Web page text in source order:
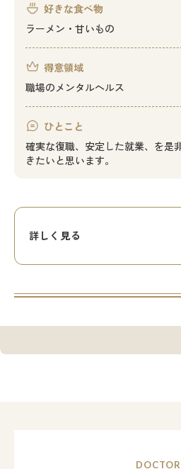
好きな食べ物
ラーメン・甘いもの
得意領域
職場のメンタルヘルス
ひとこと
確実な復職、安定した就業、を是
きたいと思います。
詳しく見る
DOCTOR